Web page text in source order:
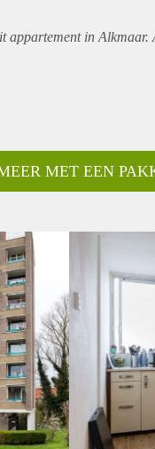
appartementin Alkmaar.
MET EEN